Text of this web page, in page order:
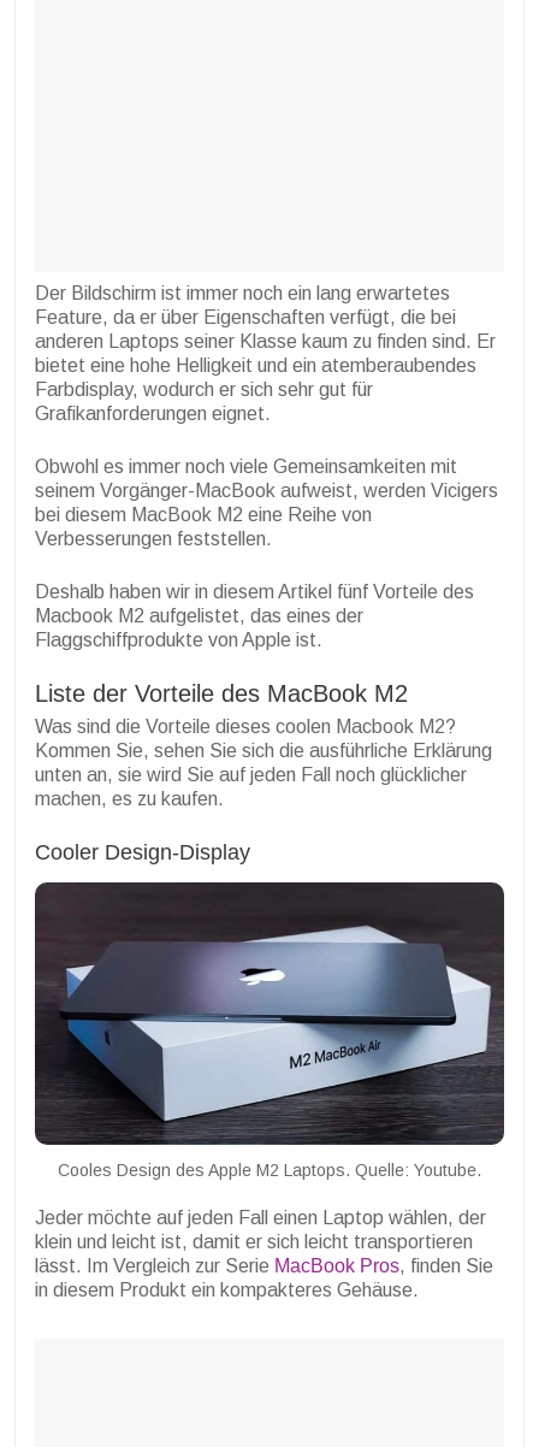
Der Bildschirm ist immer noch ein lang erwartetes
Feature, da er über Eigenschaften verfügt, die bei
anderen Laptops seiner Klasse kaum zu finden sind. Er
bietet eine hohe Helligkeit und ein atemberaubendes
Farbdisplay, wodurch er sich sehr gut für
Grafikanforderungen eignet.
Obwohl es immer noch viele Gemeinsamkeiten mit
seinem Vorgänger-MacBook aufweist, werden Vicigers
bei diesem MacBook M2 eine Reihe von
Verbesserungen feststellen.
Deshalb haben wir in diesem Artikel fünf Vorteile des
Macbook M2 aufgelistet, das eines der
Flaggschiffprodukte von Apple ist.
Liste der Vorteile des MacBook M2
Was sind die Vorteile dieses coolen Macbook M2?
Kommen Sie, sehen Sie sich die ausführliche Erklärung
unten an, sie wird Sie auf jeden Fall noch glücklicher
machen, es zu kaufen.
Cooler Design-Display
Cooles Design des Apple M2 Laptops. Quelle: Youtube.
Jeder möchte auf jeden Fall einen Laptop wählen, der
klein und leicht ist, damit er sich leicht transportieren
lässt. Im Vergleich zur Serie MacBook Pros, finden Sie
in diesem Produkt ein kompakteres Gehäuse.